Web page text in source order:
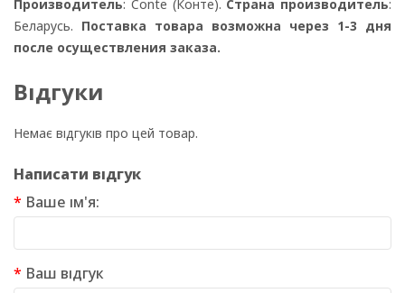
Производитель: Conte (Конте). Страна производитель:
Беларусь. Поставка товара возможна через 1-3 дня
после осуществления заказа.
Відгуки
Немає відгуків про цей товар.
Написати відгук
Ваше ім'я:
Ваш відгук